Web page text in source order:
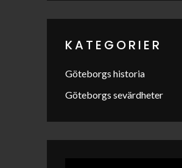
KATEGORIER
Göteborgs historia
Göteborgs sevärdheter